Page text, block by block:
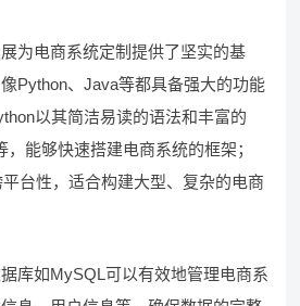
为电商系统定制提供了坚实的基
Python、Java等都具备强大的功能
以其简洁易读的语法和丰富的
能够快速搭建电商系统的框架；
台性，适合构建大型、复杂的电商
库如MySQL可以有效地管理电商系